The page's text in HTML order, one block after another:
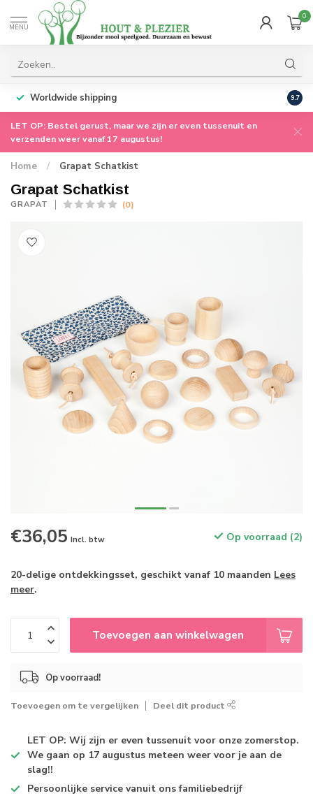
MENU
0
Worldwide shipping 9.7
LET OP: Bestel gerust, maar we zijn er even tussenuit en
verzenden weer vanaf 17 augustus!
Home / Grapat Schatkist
Grapat Schatkist
GRAPAT (0)
€36,05 Incl. btw Op voorraad (2)
20-delige ontdekkingsset, geschikt vanaf 10 maanden Lees
meer.
Toevoegen aan winkelwagen
Op voorraad!
Toevoegen om te vergelijken Deel dit product
LET OP: Wij zijn er even tussenuit voor onze zomerstop.
We gaan op 17 augustus meteen weer voor je aan de
slag!!
Persoonlijke service vanuit ons familiebedrijf